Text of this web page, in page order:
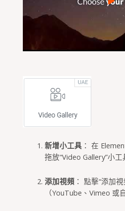
新增小工具： 在
拖放“Video Gallery”小工
添加視頻： 點擊“添加
（YouTube、Vimeo 或